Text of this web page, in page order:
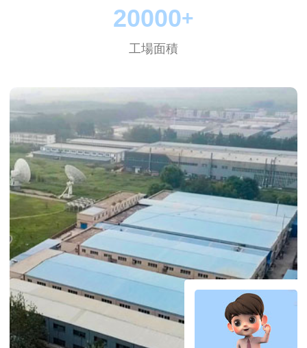
20000+
工場面積